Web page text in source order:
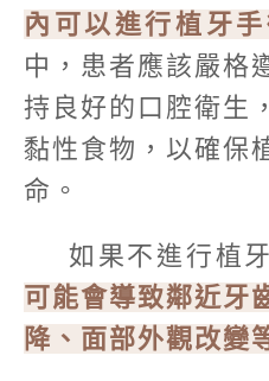
內可以進行植牙手
中，患者應該嚴格
持良好的口腔衛生
黏性食物，以確保
命。
如果不進行植牙
可能會導致鄰近牙
降、面部外觀改變